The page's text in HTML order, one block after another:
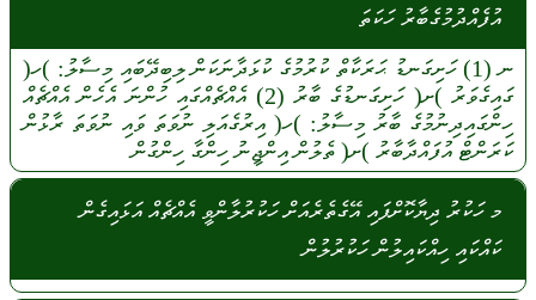
އުފެއްދުމުގެބާރު ހަކަތަ
ނ(1) ހަށިގަނޑުޙަރަކާތް ކުރުމުގެ ކުޅަދާނަކަންލިބިދޭބައިމިސާލު: )ހ(
ގައިގެވަރު )ށ(ހަށިގަނޑުގެބާރު (2) އެއްޗެއްގައިހުންނައެހެންއެއްޗެއް
ހިންގައިދިނުމުގެ ބާރު މިސާލު: )ހ( އިރުގެއަލި ނުވަތަވައި ނުވަތަ ރާޅުން
ކަރަންޓް އުފައްދާބާރު )ށ( ތެލުންއިންޖީނުހިންގާ ހިންގުން
މ ހަކުރު ދިޔާކޮށްފައި އޭގެތެރެއަށް ހަކުރުލާންވީ އެއްޗެއް އަޅައިގެން
ކައްކައި ހިއްކައިލުން ހަކުރުލުން